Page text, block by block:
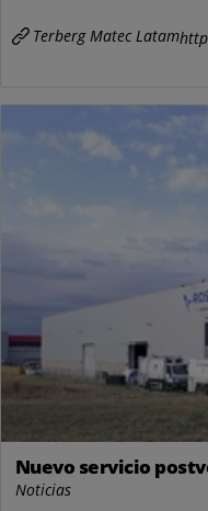
Terberg Matec Latam
Nuevo servicio
Noticias